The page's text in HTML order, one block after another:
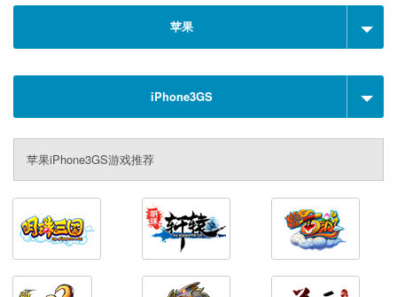
苹果
iPhone3GS
苹果iPhone3GS游戏推荐